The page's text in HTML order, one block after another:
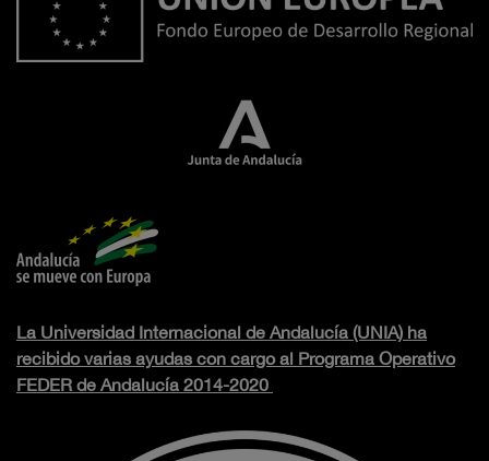
La Universidad Internacional de Andalucía (UNIA) ha
recibido varias ayudas con cargo al Programa Operativo
FEDER de Andalucía 2014-2020